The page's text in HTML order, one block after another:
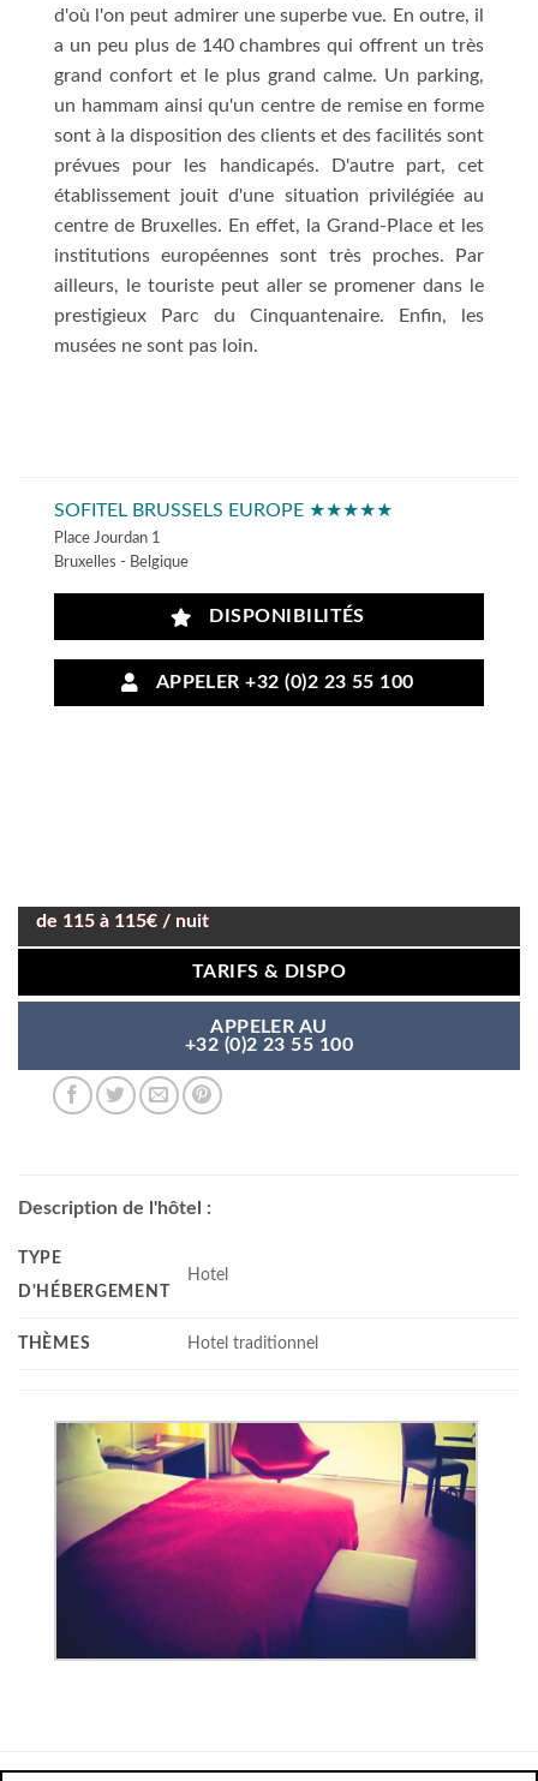
d'où l'on peut admirer une superbe vue. En outre, il
a un peu plus de 140 chambres qui offrent un très
grand confort et le plus grand calme. Un parking,
un hammam ainsi qu'un centre de remise en forme
sont à la disposition des clients et des facilités sont
prévues pour les handicapés. D'autre part, cet
établissement jouit d'une situation privilégiée au
centre de Bruxelles. En effet, la Grand-Place et les
institutions européennes sont très proches. Par
ailleurs, le touriste peut aller se promener dans le
prestigieux Parc du Cinquantenaire. Enfin, les
musées ne sont pas loin.
SOFITEL BRUSSELS EUROPE ★★★★★
Place Jourdan 1
Bruxelles - Belgique
DISPONIBILITÉS
APPELER +32 (0)2 23 55 100
de 115 à 115€ / nuit
TARIFS & DISPO
APPELER AU
+32 (0)2 23 55 100
Description de l'hôtel :
TYPE
D'HÉBERGEMENT
Hotel
THÈMES Hotel traditionnel